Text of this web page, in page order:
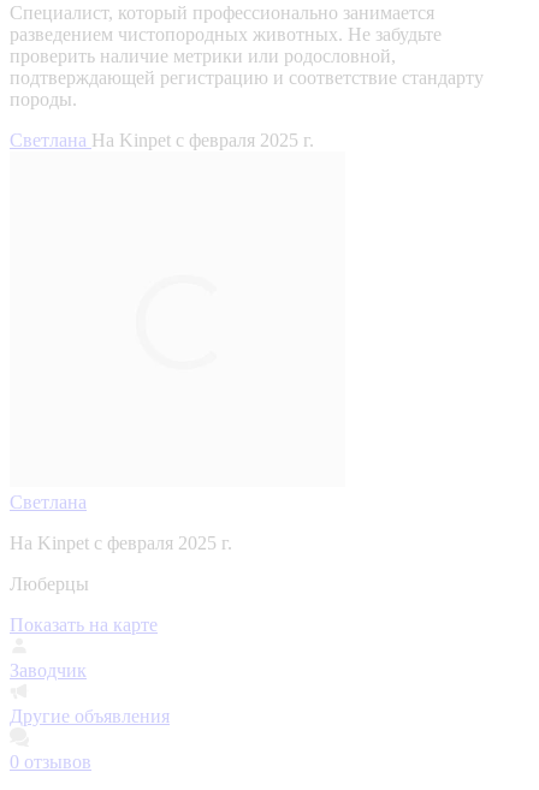
Специалист, который профессионально занимается
разведением чистопородных животных. Не забудьте
проверить наличие метрики или родословной,
подтверждающей регистрацию и соответствие стандарту
породы.
Светлана На Kinpet c февраля 2025 г.
Светлана
На Kinpet c февраля 2025 г.
Люберцы
Показать на карте
Заводчик
Другие объявления
0 отзывов